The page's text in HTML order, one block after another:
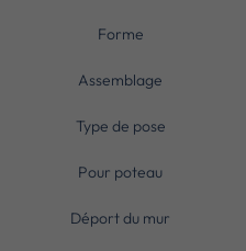
Forme
Assemblage
Type de pose
Pour poteau
Déport du mur